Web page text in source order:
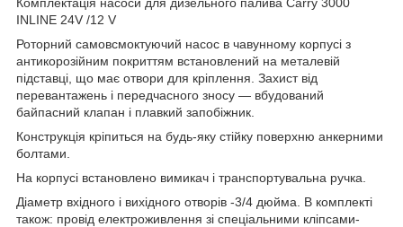
INLINE 24V /12 V
Роторний самовсмоктуючий насос в чавунному корпусі з
антикорозійним покриттям встановлений на металевій
підставці, що має отвори для кріплення. Захист від
перевантажень і передчасного зносу — вбудований
байпасний клапан і плавкий запобіжник.
Конструкція кріпиться на будь-яку стійку поверхню анкерними
болтами.
На корпусі встановлено вимикач і транспортувальна ручка.
Діаметр вхідного і вихідного отворів -3/4 дюйма. В комплекті
також: провід електроживлення зі спеціальними кліпсами-